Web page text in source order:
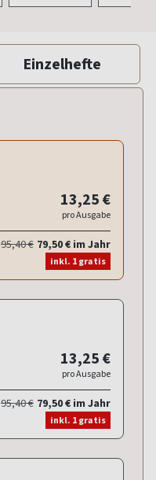
Einzelhefte
13,25 €
pro Ausgabe
95,40 € 79,50 € im Jahr
inkl. 1 gratis
13,25 €
pro Ausgabe
95,40 € 79,50 € im Jahr
inkl. 1 gratis